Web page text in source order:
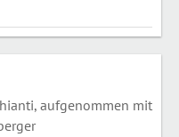
aufgenommen mit